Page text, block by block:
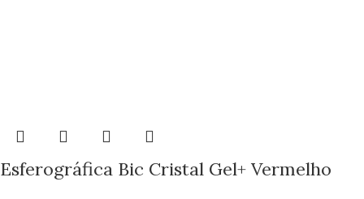
Esferográfica Bic Cristal Gel+ Vermelho